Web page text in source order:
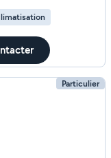
Particulier